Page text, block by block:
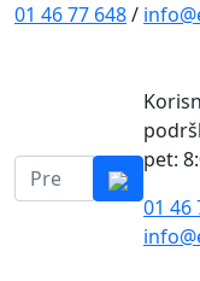
01 46 77 648/
Pretraži:
pet:
01 46